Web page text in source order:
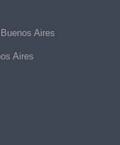
Aires
Aires